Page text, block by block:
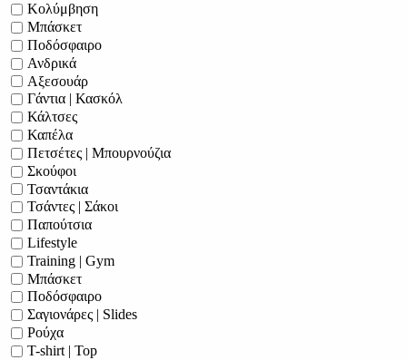
Κολύμβηση
Μπάσκετ
Ποδόσφαιρο
Ανδρικά
Αξεσουάρ
Γάντια | Κασκόλ
Κάλτσες
Καπέλα
Πετσέτες | Μπουρνούζια
Σκούφοι
Τσαντάκια
Τσάντες | Σάκοι
Παπούτσια
Lifestyle
Training | Gym
Μπάσκετ
Ποδόσφαιρο
Σαγιονάρες | Slides
Ρούχα
T-shirt | Top